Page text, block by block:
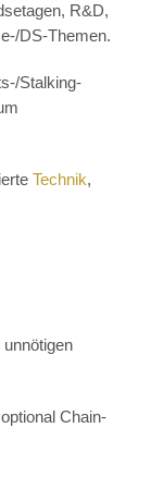
R&D,
DS-Themen.
Stalking-
Technik,
Chain-